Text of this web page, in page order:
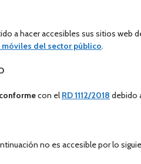
a hacer accesibles sus sitios web
del sector público.
con el RD 1112/2018 debido
no es accesible por lo